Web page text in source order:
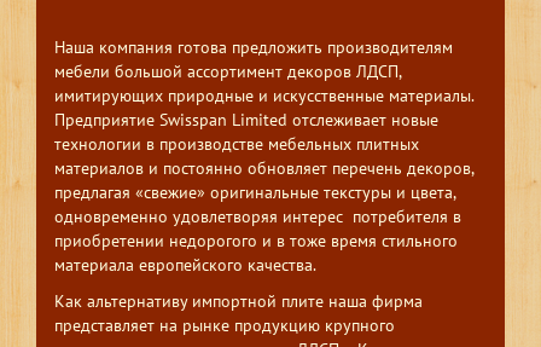
Наша компания готова предложить производителям
мебели большой ассортимент декоров ЛДСП,
имитирующих природные и искусственные материалы.
Предприятие Swisspan Limited отслеживает новые
технологии в производстве мебельных плитных
материалов и постоянно обновляет перечень декоров,
предлагая «свежие» оригинальные текстуры и цвета,
одновременно удовлетворяя интерес потребителя в
приобретении недорогого и в тоже время стильного
материала европейского качества.
Как альтернативу импортной плите наша фирма
представляет на рынке продукцию крупного